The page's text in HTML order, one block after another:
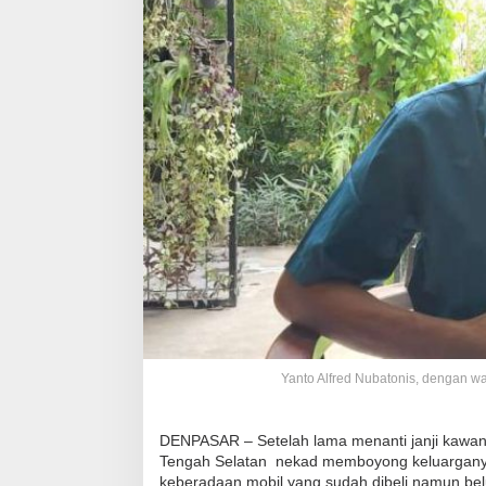
Yanto Alfred Nubatonis, dengan
DENPASAR – Setelah lama menanti janji
Tengah Selatan nekad memboyong
keberadaan mobil yang sudah dibeli namun